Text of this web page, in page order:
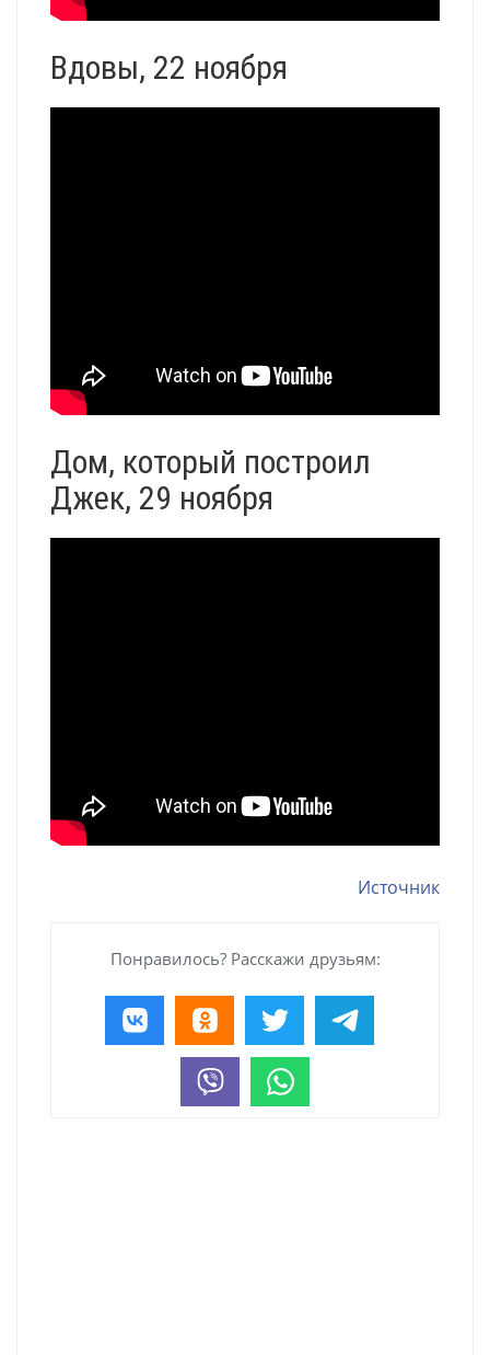
Вдовы, 22 ноября
Дом, который построил
Джек, 29 ноября
Источник
Понравилось? Расскажи друзьям: